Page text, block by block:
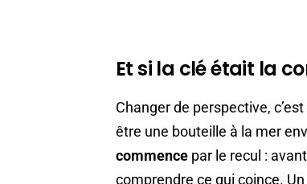
Et si la clé était la
Changer de perspective,
être une bouteille à la mer
commence par le recul :
comprendre ce qui coince.